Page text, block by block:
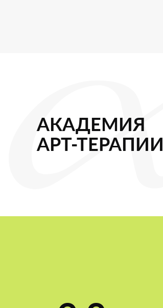
АКАДЕМИЯ
АРТ-ТЕРАПИИ